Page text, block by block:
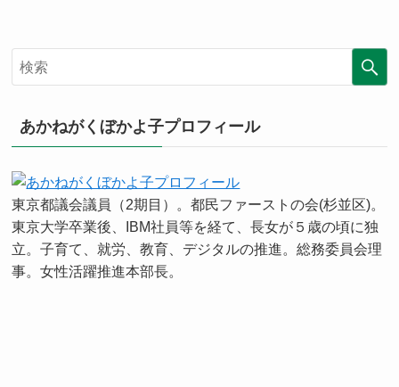
あかねがくぼかよ子プロフィール
東京都議会議員（2期目）。都民ファーストの会(杉並区)。
東京大学卒業後、IBM社員等を経て、長女が５歳の頃に独
立。子育て、就労、教育、デジタルの推進。総務委員会理
事。女性活躍推進本部長。